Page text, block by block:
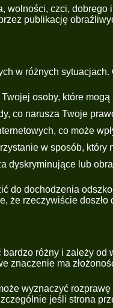
wolności, czci,
publikację
w różnych sytuacjach.
osoby, które
co narusza Twoje
co może
w sposób, który
dyskryminujące lub
do dochodzenia
rzeczywiście
różny i zależy
znaczenie ma
wyznaczyć
jeśli strona